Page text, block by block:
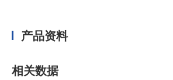
产品资料
相关数据